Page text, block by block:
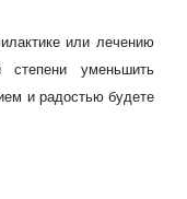
или лечению
уменьшить
и радостью будете